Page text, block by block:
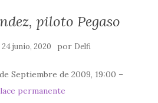
piloto Pegaso
24 junio, 2020 por Delfi
Septiembre de 2009, 19:00 –
permanente